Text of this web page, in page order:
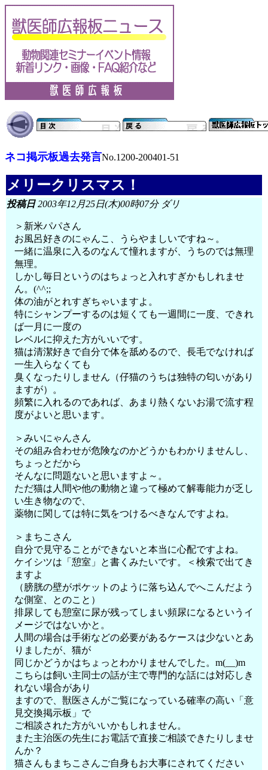
ネコ掲示板過去発言No.1200-200401-51
メリークリスマス！
投稿日2003年12月25日(木)00時07分 ダリ
＞新米パパさん
お風呂好きのにゃんこ、うらやましいですね～。
一緒に温泉に入るのなんて憧れますが、うちのでは無理
無理。
しかし毎日というのはちょっと入れすぎかもしれませ
ん。(^^;;
体の油がとれすぎちゃいますよ。
特にシャンプーするのは短くても一週間に一度、できれ
ば一月に一度の
レベルに抑えた方がいいです。
猫は清潔好きで自分で体を舐めるので、長毛でなければ
一生入らなくても
臭くなったりしません（仔猫のうちは独特の匂いがあり
ますが）。
頻繁に入れるのであれば、あまり熱くないお湯で流す程
度がよいと思います。
＞みいにゃんさん
その組み合わせが危険なのかどうかもわかりませんし、
ちょっとだから
そんなに問題ないと思いますよ～。
ただ猫は人間や他の動物と違って極めて解毒能力が乏し
い生き物なので、
薬物に関しては特に気をつけるべきなんですよね。
＞まちこさん
自分で見守ることができないと本当に心配ですよね。
ケイシツは「憩室」と書くみたいです。＜検索で出てき
ますよ
（膀胱の壁がポケットのように落ち込んでへこんだよう
な側室、とのこと）
排尿しても憩室に尿が残ってしまい頻尿になるというイ
メージではないかと。
人間の場合は手術などの必要があるケースは少ないとあ
りましたが、猫が
同じかどうかはちょっとわかりませんでした。m(__)m
こちらは飼い主同士の話が主で専門的な話には対応しき
れない場合があり
ますので、獣医さんがご覧になっている確率の高い「意
見交換掲示板」で
ご相談された方がいいかもしれません。
また主治医の先生にお電話で直接ご相談できたりしませ
んか？
猫さんもまちこさんご自身もお大事にされてください